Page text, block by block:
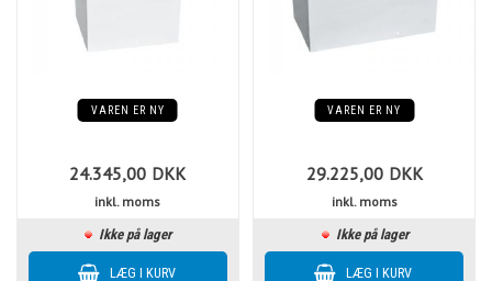
VAREN ER NY
24.345,00 DKK
inkl. moms
Ikke på lager
VAREN ER NY
29.225,00 DKK
inkl. moms
Ikke på lager